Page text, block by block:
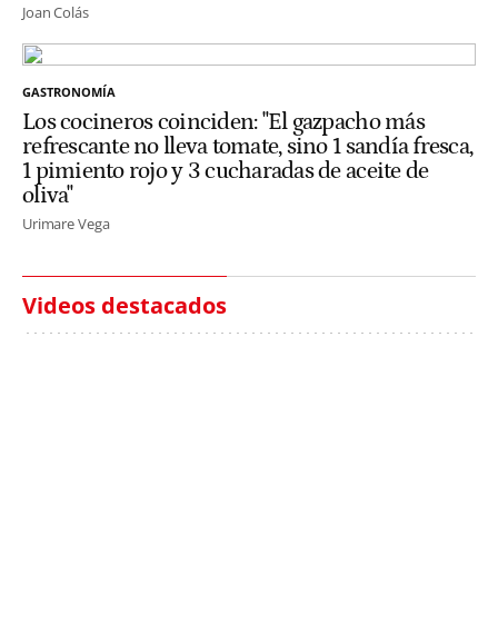
Joan Colás
GASTRONOMÍA
Los cocineros coinciden: "El gazpacho más
refrescante no lleva tomate, sino 1 sandía fresca,
1 pimiento rojo y 3 cucharadas de aceite de
oliva"
Urimare Vega
Videos destacados